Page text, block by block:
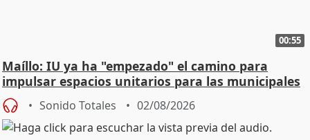
00:55
Maíllo: IU ya ha "empezado" el camino para
impulsar espacios unitarios para las municipales
Sonido Totales 02/08/2026